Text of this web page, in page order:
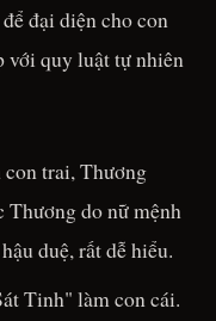
đại diện cho con
với quy luật tự nhiên
trai, Thương
do nữ mệnh
duệ, rất dễ hiểu.
Tinh" làm con cái.